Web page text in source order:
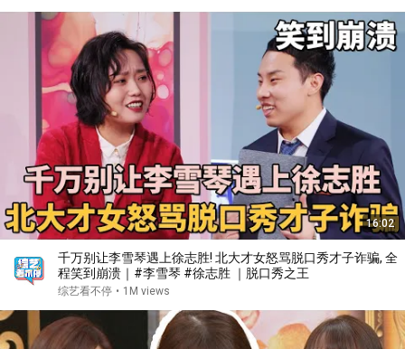
16:02
千万别让李雪琴遇上徐志胜! 北大才女怒骂脱口秀才子诈骗, 全
程笑到崩溃｜#李雪琴 #徐志胜 ｜脱口秀之王
综艺看不停 • 1M views